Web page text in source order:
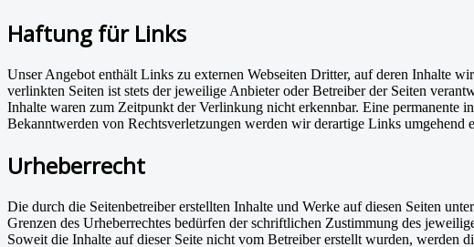
Haftung für Links
Unser Angebot enthält Links zu externen Webseiten Dritter, auf deren Inhalte
verlinkten Seiten ist stets der jeweilige Anbieter oder Betreiber der Seiten
Inhalte waren zum Zeitpunkt der Verlinkung nicht erkennbar. Eine permanente
Bekanntwerden von Rechtsverletzungen werden wir derartige Links umgehend
Urheberrecht
Die durch die Seitenbetreiber erstellten Inhalte und Werke auf diesen Seiten
Grenzen des Urheberrechtes bedürfen der schriftlichen Zustimmung des
Soweit die Inhalte auf dieser Seite nicht vom Betreiber erstellt wurden, werden